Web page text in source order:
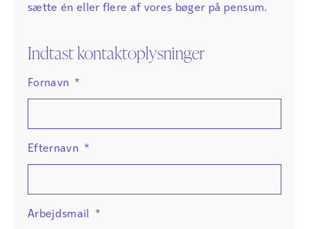
sætte én eller flere af vores bøger på pensum.
Indtast kontaktoplysninger
Fornavn *
Efternavn *
Arbejdsmail *